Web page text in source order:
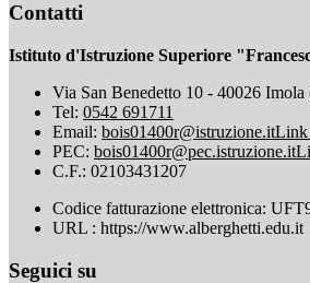
Contatti
Istituto d'Istruzione Superiore
Via San Benedetto 10 - 40026
Tel: 0542 691711
Email: bois01400r@istruzione.itLink
PEC: bois01400r@pec.istruzione.it
C.F.: 02103431207
Codice fatturazione elettronica:
URL : https://www.alberghetti.edu.it
Seguici su